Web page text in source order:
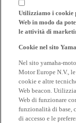
Utilizziamo i cookie
Web in modo da
le attività di
Cookie nel sito
Nel sito yamaha-
Motor Europe N.V.,
cookie e altre
Web beacon.
Web di funzionare
funzionalità di base,
di accesso e le